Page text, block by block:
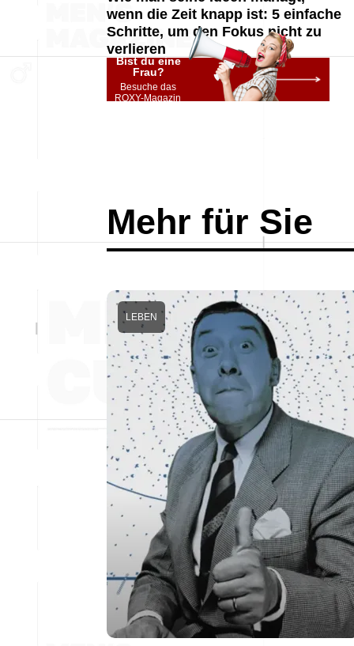
wenn die Zeit knapp ist: 5 einfache
Schritte, um den Fokus nicht zu
verlieren
Bist du eine
Frau?
Besuche das
ROXY-Magazin
Mehr für Sie
LEBEN